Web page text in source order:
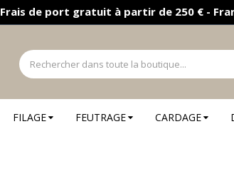
Frais de port gratuit à partir de 250 € -
FILAGE FEUTRAGE CARDAGE